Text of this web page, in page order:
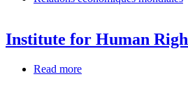
Institute for Human
Read more